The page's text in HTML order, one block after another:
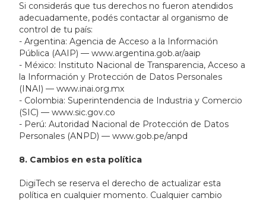
Si considerás que tus derechos no fueron atendidos
adecuadamente, podés contactar al organismo de
control de tu país:
- Argentina: Agencia de Acceso a la Información
Pública (AAIP) — www.argentina.gob.ar/aaip
- México: Instituto Nacional de Transparencia, Acceso a
la Información y Protección de Datos Personales
(INAI) — www.inai.org.mx
- Colombia: Superintendencia de Industria y Comercio
(SIC) — www.sic.gov.co
- Perú: Autoridad Nacional de Protección de Datos
Personales (ANPD) — www.gob.pe/anpd
8. Cambios en esta política
DigiTech se reserva el derecho de actualizar esta
política en cualquier momento. Cualquier cambio